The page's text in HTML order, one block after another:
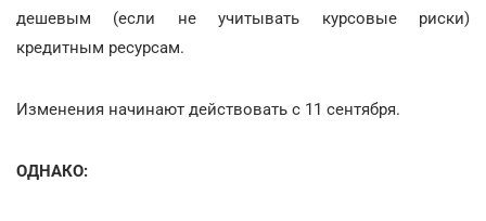
дешевым (если не учитывать курсовые риски)
кредитным ресурсам.
Изменения начинают действовать с 11 сентября.
ОДНАКО: